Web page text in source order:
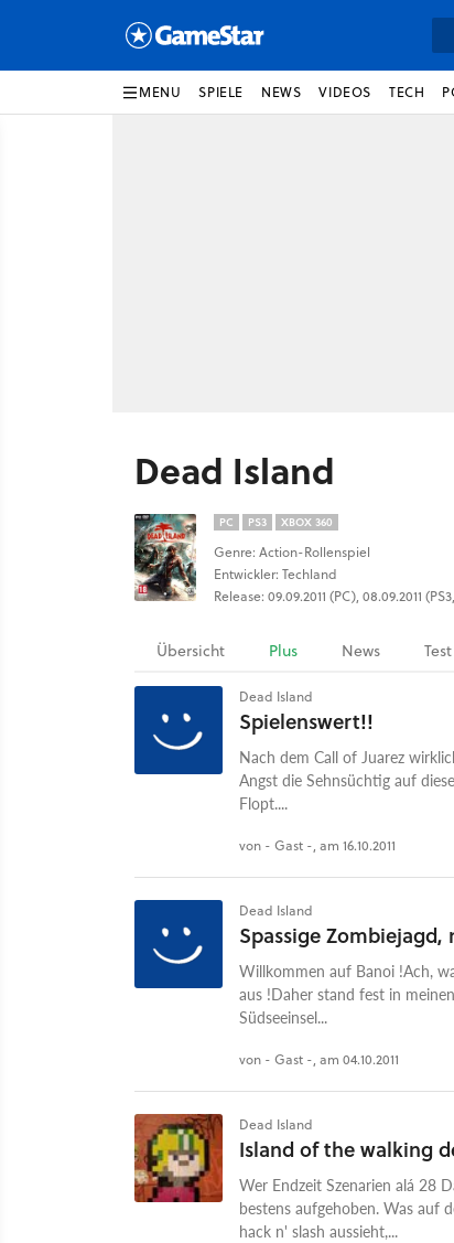
MENU SPIELE NEWS VIDEOS TECH
Dead Island
PC PS3 XBOX 360
Genre: Action-Rollenspiel
Entwickler: Techland
Release: 09.09.2011 (PC), 08.09.2011
Übersicht Plus News Test
Dead Island
Spielenswert!!
Nach dem Call of Juarez
Angst die Sehnsüchtig auf
Flopt....
von - Gast -, am 16.10.2011
Dead Island
Spassige
Willkommen auf Banoi !Ach,
aus !Daher stand fest in
Südseeinsel...
von - Gast -, am 04.10.2011
Dead Island
Island of the walking
Wer Endzeit Szenarien alá 28
bestens aufgehoben. Was auf
hack n' slash aussieht,...